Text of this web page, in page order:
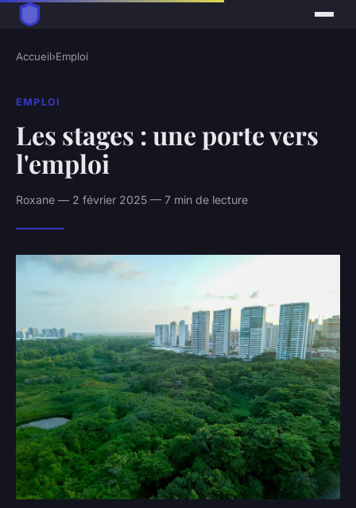
Accueil›Emploi
EMPLOI
Les stages : une porte vers
l'emploi
Roxane — 2 février 2025 — 7 min de lecture